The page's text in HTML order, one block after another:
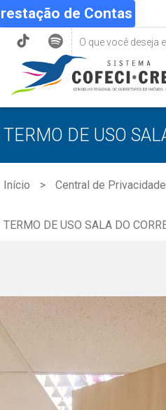
de Contas
TERMO DE USO
Início Central de Privacidade
TERMO DE USO SALA DO